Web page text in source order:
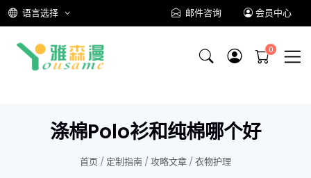
语言选择 邮件咨询 会员中心
涤棉Polo衫和纯棉哪个好
首页 / 定制指南 / 攻略文章 / 衣物护理